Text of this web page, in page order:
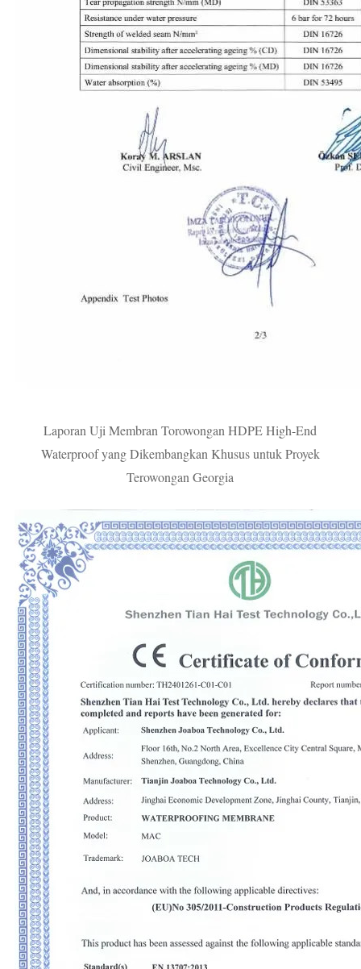
Laporan Uji Membran Torowongan HDPE High-End
Waterproof yang Dikembangkan Khusus untuk Proyek
Terowongan Georgia